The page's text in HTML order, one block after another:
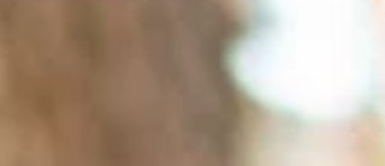
reconnaît pas sa famille d’Âme par le mental,
mais par un sentiment de résonance
l’incarnation, les Âmes s’organiseraient en
groupes vibratoires. Ces groupes se retrouvent